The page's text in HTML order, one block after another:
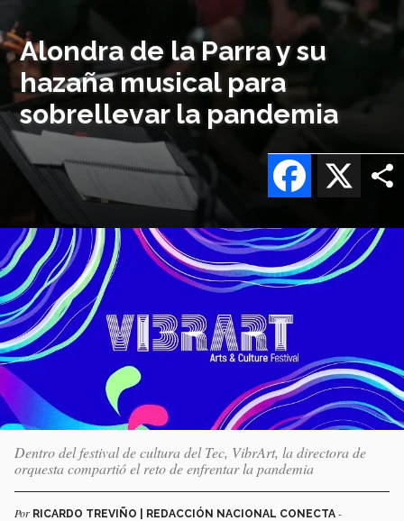
Alondra de la Parra y su
hazaña musical para
sobrellevar la pandemia
X
Facebook
Imagen
o
logo
Dentro del festival de cultura del Tec, VibrArt, la directora de
orquesta compartió el reto de enfrentar la pandemia
Por RICARDO TREVIÑO | REDACCIÓN NACIONAL CONECTA -